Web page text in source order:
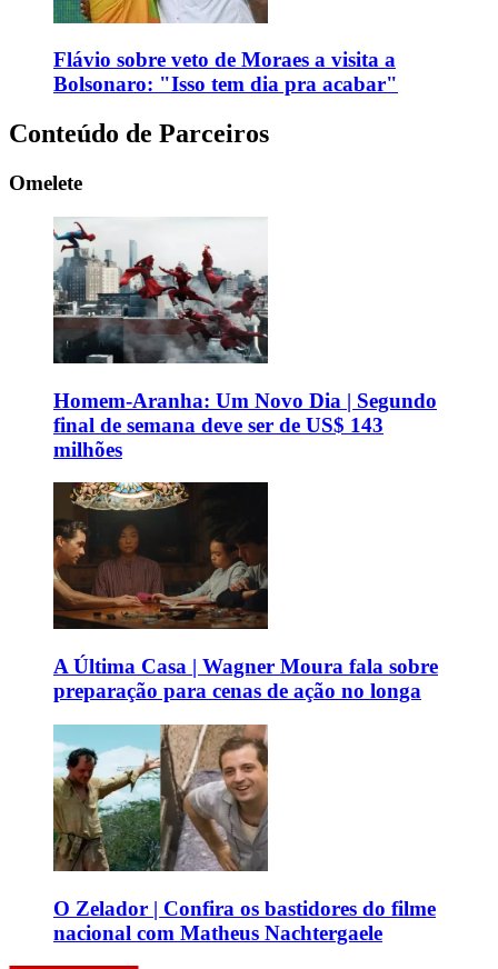
Flávio sobre veto de Moraes a visita a
Bolsonaro: "Isso tem dia pra acabar"
Conteúdo de Parceiros
Omelete
Homem-Aranha: Um Novo Dia | Segundo
final de semana deve ser de US$ 143
milhões
A Última Casa | Wagner Moura fala sobre
preparação para cenas de ação no longa
O Zelador | Confira os bastidores do filme
nacional com Matheus Nachtergaele